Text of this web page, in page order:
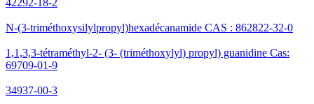
N-(3-triméthoxysilylpropyl)hexadécanamide CAS : 862822-32-0
1,1,3,3-tétraméthyl-2- (3- (triméthoxylyl) propyl) guanidine Cas:
69709-01-9
34937-00-3